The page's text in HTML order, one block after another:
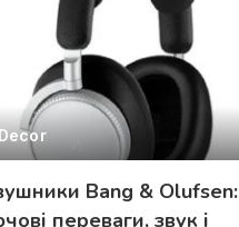
Bang & Olufsen:
переваги, звук і